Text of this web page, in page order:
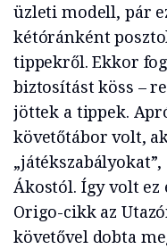
üzleti modell, pár
kétóránként
tippekről. Ekkor
biztosítást köss –
jöttek a tippek.
követőtábor volt,
Ákostól. Így volt ez
Origo-cikk az
követővel dobta